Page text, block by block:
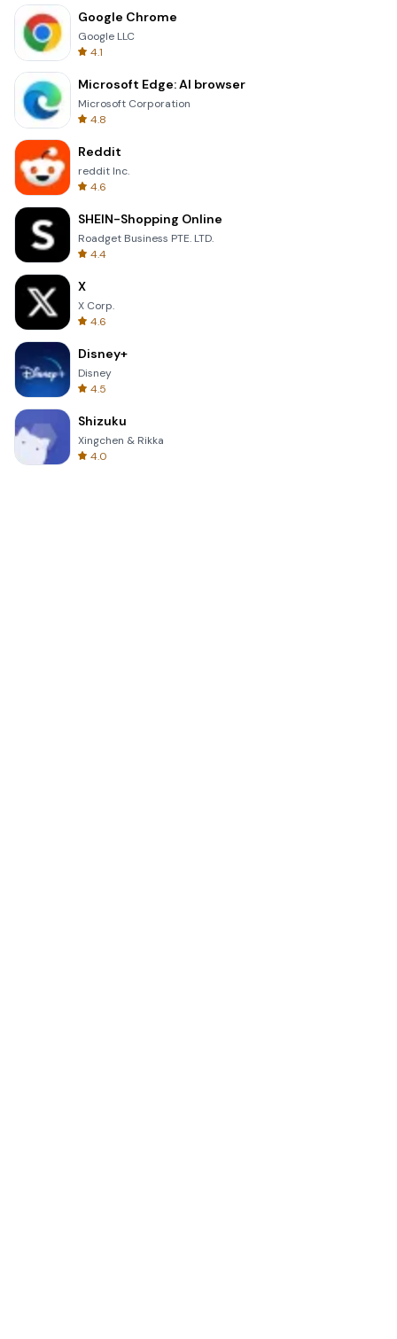
Google Chrome
Google LLC
4.1
Microsoft Edge: AI browser
Microsoft Corporation
4.8
Reddit
reddit Inc.
4.6
SHEIN-Shopping Online
Roadget Business PTE. LTD.
4.4
X
X Corp.
4.6
Disney+
Disney
4.5
Shizuku
Xingchen & Rikka
4.0